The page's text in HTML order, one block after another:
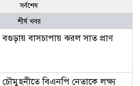
সর্বশেষ
শীর্ষ খবর
বগুড়ায় বাসচাপায় ঝরল সাত প্রাণ
চৌমুহনীতে বিএনপি নেতাকে লক্ষ্য